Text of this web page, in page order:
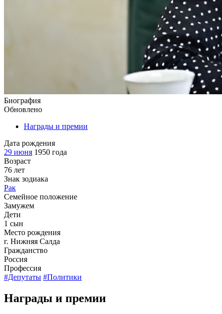
Биография
Обновлено
Награды и премии
Дата рождения
29 июня 1950 года
Возраст
76 лет
Знак зодиака
Рак
Семейное положение
Замужем
Дети
1 сын
Место рождения
г. Нижняя Салда
Гражданство
Россия
Профессия
#Депутаты #Политики
Награды и премии